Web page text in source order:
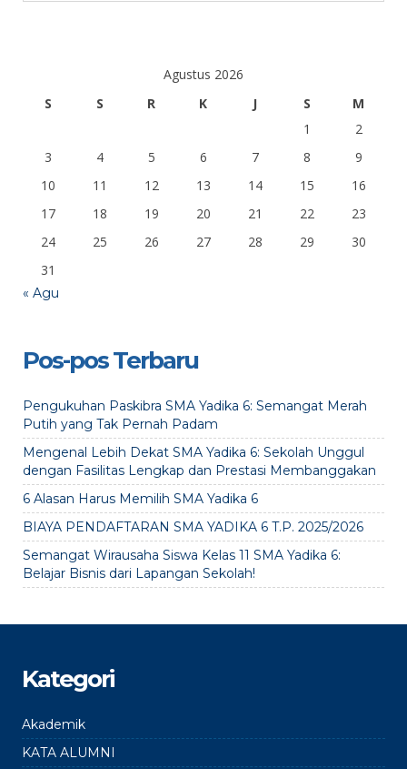
Agustus 2026
S
S R K J S
M
1
2
3
4 5 6 7 8
9
10
11 12 13 14 15
16
17
18 19 20 21 22
23
24
25 26 27 28 29
30
31
« Agu
Pos-pos Terbaru
Pengukuhan Paskibra SMA Yadika 6: Semangat Merah
Putih yang Tak Pernah Padam
Mengenal Lebih Dekat SMA Yadika 6: Sekolah Unggul
dengan Fasilitas Lengkap dan Prestasi Membanggakan
6 Alasan Harus Memilih SMA Yadika 6
BIAYA PENDAFTARAN SMA YADIKA 6 T.P. 2025/2026
Semangat Wirausaha Siswa Kelas 11 SMA Yadika 6:
Belajar Bisnis dari Lapangan Sekolah!
Kategori
Akademik
KATA ALUMNI